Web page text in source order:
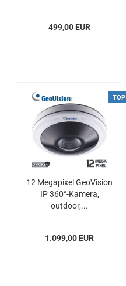
499,00 EUR
TOP
12 Megapixel GeoVision
IP 360°-Kamera,
outdoor,...
1.099,00 EUR